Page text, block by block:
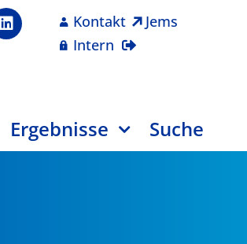
Kontakt
Jems
Intern
Ergebnisse Suche